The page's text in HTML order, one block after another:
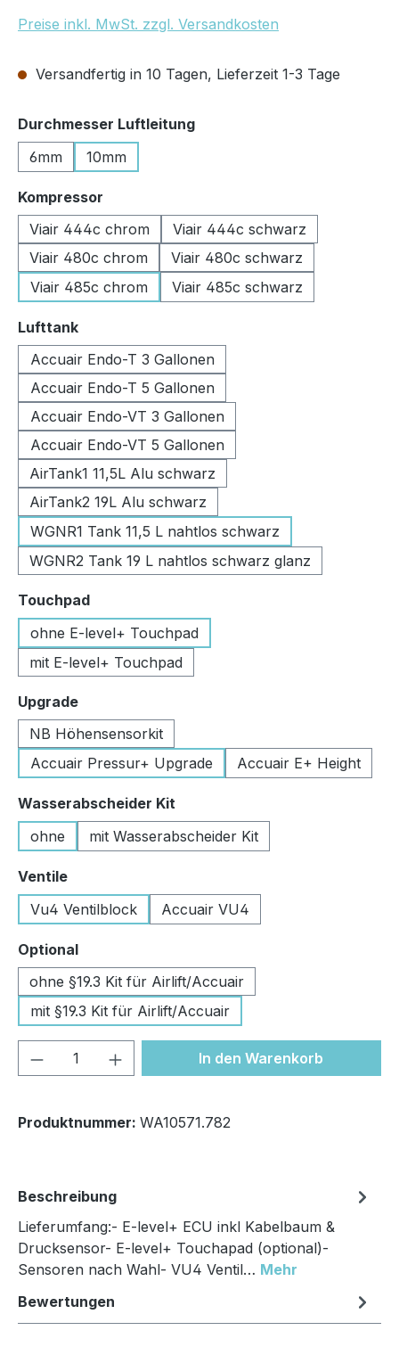
Preise inkl. MwSt. zzgl. Versandkosten
Versandfertig in 10 Tagen, Lieferzeit 1-3 Tage
Durchmesser Luftleitungauswählen
6mm
10mm
Kompressor
Viair 444c chrom
Viair 444c schwarz
Viair 480c chrom
Viair 480c schwarz
Viair 485c chrom
Viair 485c schwarz
Lufttankauswählen
Accuair Endo-T 3 Gallonen
Accuair Endo-T 5 Gallonen
Accuair Endo-VT 3 Gallonen
Accuair Endo-VT 5 Gallonen
AirTank1 11,5L Alu schwarz
AirTank2 19L Alu schwarz
WGNR1 Tank 11,5 L nahtlos schwarz
WGNR2 Tank 19 L nahtlos schwarz glanz
Touchpadauswählen
ohne E-level+ Touchpad
mit E-level+ Touchpad
Upgradeauswählen
NB Höhensensorkit
Accuair Pressur+ Upgrade
Accuair E+ Height
Wasserabscheider Kit
ohne
mit Wasserabscheider Kit
Ventileauswählen
Vu4 Ventilblock
Accuair VU4
Optionalauswählen
ohne §19.3 Kit für Airlift/Accuair
mit §19.3 Kit für Airlift/Accuair
Produkt Anzahl: Gib denIn den Warenkorb
Produktnummer: WA10571.782
Beschreibung
Lieferumfang:- E-level+ ECU inkl Kabelbaum &
Drucksensor- E-level+ Touchapad (optional)-
Sensoren nach Wahl- VU4 Ventil… Mehr
Bewertungen